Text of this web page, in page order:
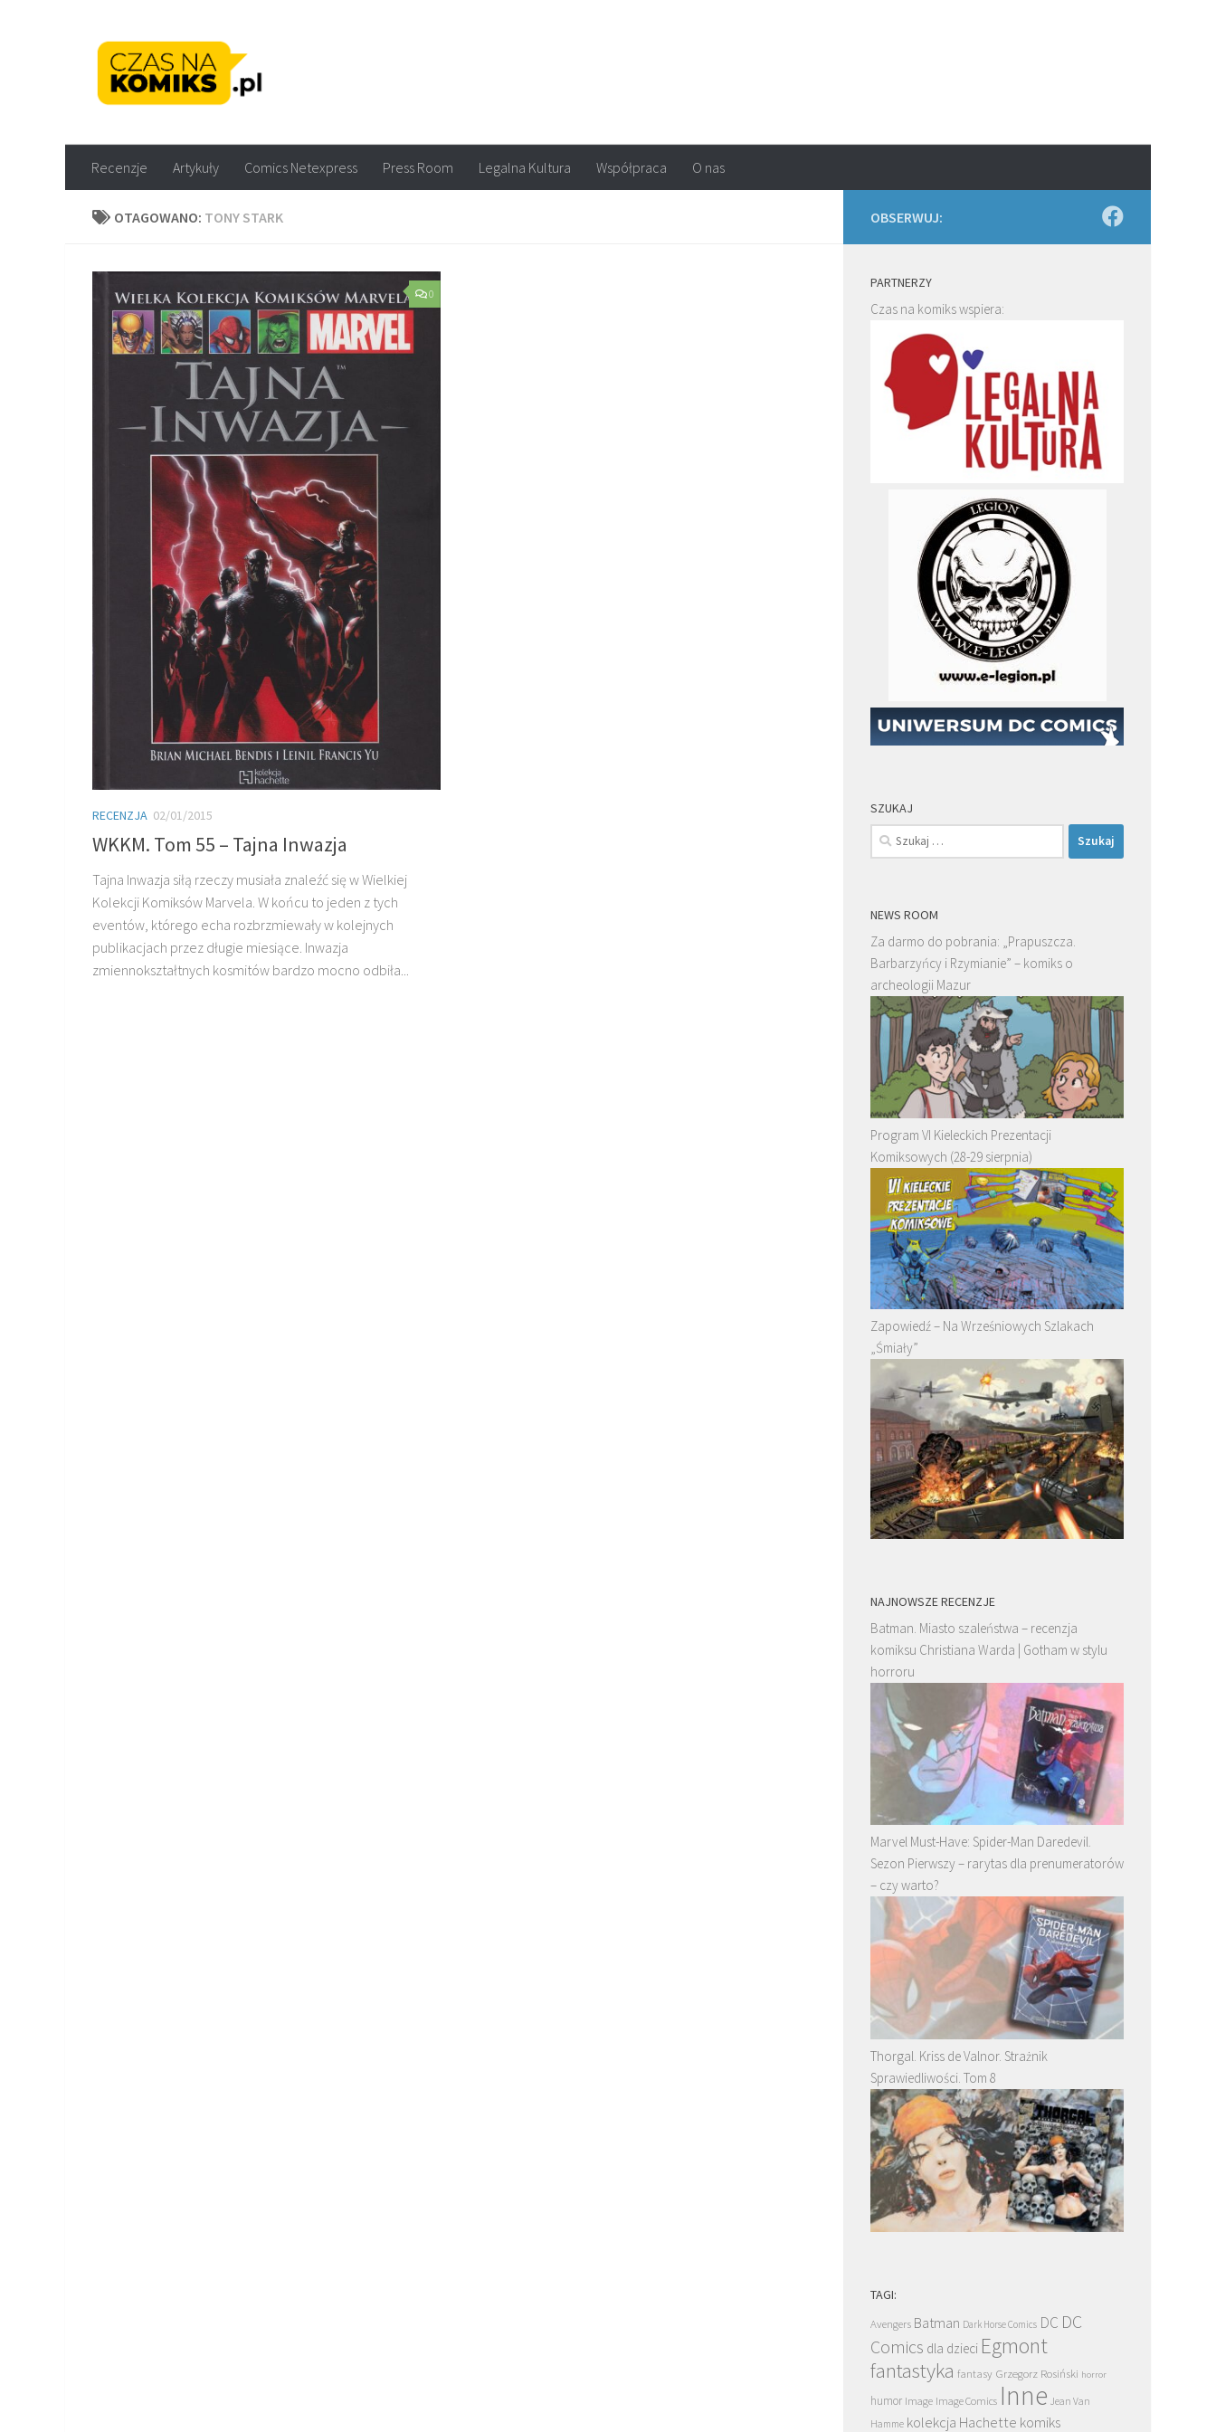
Recenzje Artykuły Comics Netexpress Press Room Legalna Kultura Współpraca O nas
OTAGOWANO: TONY STARK
0
RECENZJA 02/01/2015
WKKM. Tom 55 – Tajna Inwazja
Tajna Inwazja siłą rzeczy musiała znaleźć się w Wielkiej
Kolekcji Komiksów Marvela. W końcu to jeden z tych
eventów, którego echa rozbrzmiewały w kolejnych
publikacjach przez długie miesiące. Inwazja
zmiennokształtnych kosmitów bardzo mocno odbiła...
OBSERWUJ:
PARTNERZY
Czas na komiks wspiera:
SZUKAJ
Szukaj:
NEWS ROOM
Za darmo do pobrania: „Prapuszcza.
Barbarzyńcy i Rzymianie” – komiks o
archeologii Mazur
Program VI Kieleckich Prezentacji
Komiksowych (28-29 sierpnia)
Zapowiedź – Na Wrześniowych Szlakach
„Śmiały”
NAJNOWSZE RECENZJE
Batman. Miasto szaleństwa – recenzja
komiksu Christiana Warda | Gotham w stylu
horroru
Marvel Must-Have: Spider-Man Daredevil.
Sezon Pierwszy – rarytas dla prenumeratorów
– czy warto?
Thorgal. Kriss de Valnor. Strażnik
Sprawiedliwości. Tom 8
TAGI:
Avengers Batman Dark Horse Comics DC DC
Comics dla dzieci Egmont
fantastyka fantasy Grzegorz Rosiński horror
humor Image Image Comics Inne Jean Van
Hamme kolekcja Hachette komiks